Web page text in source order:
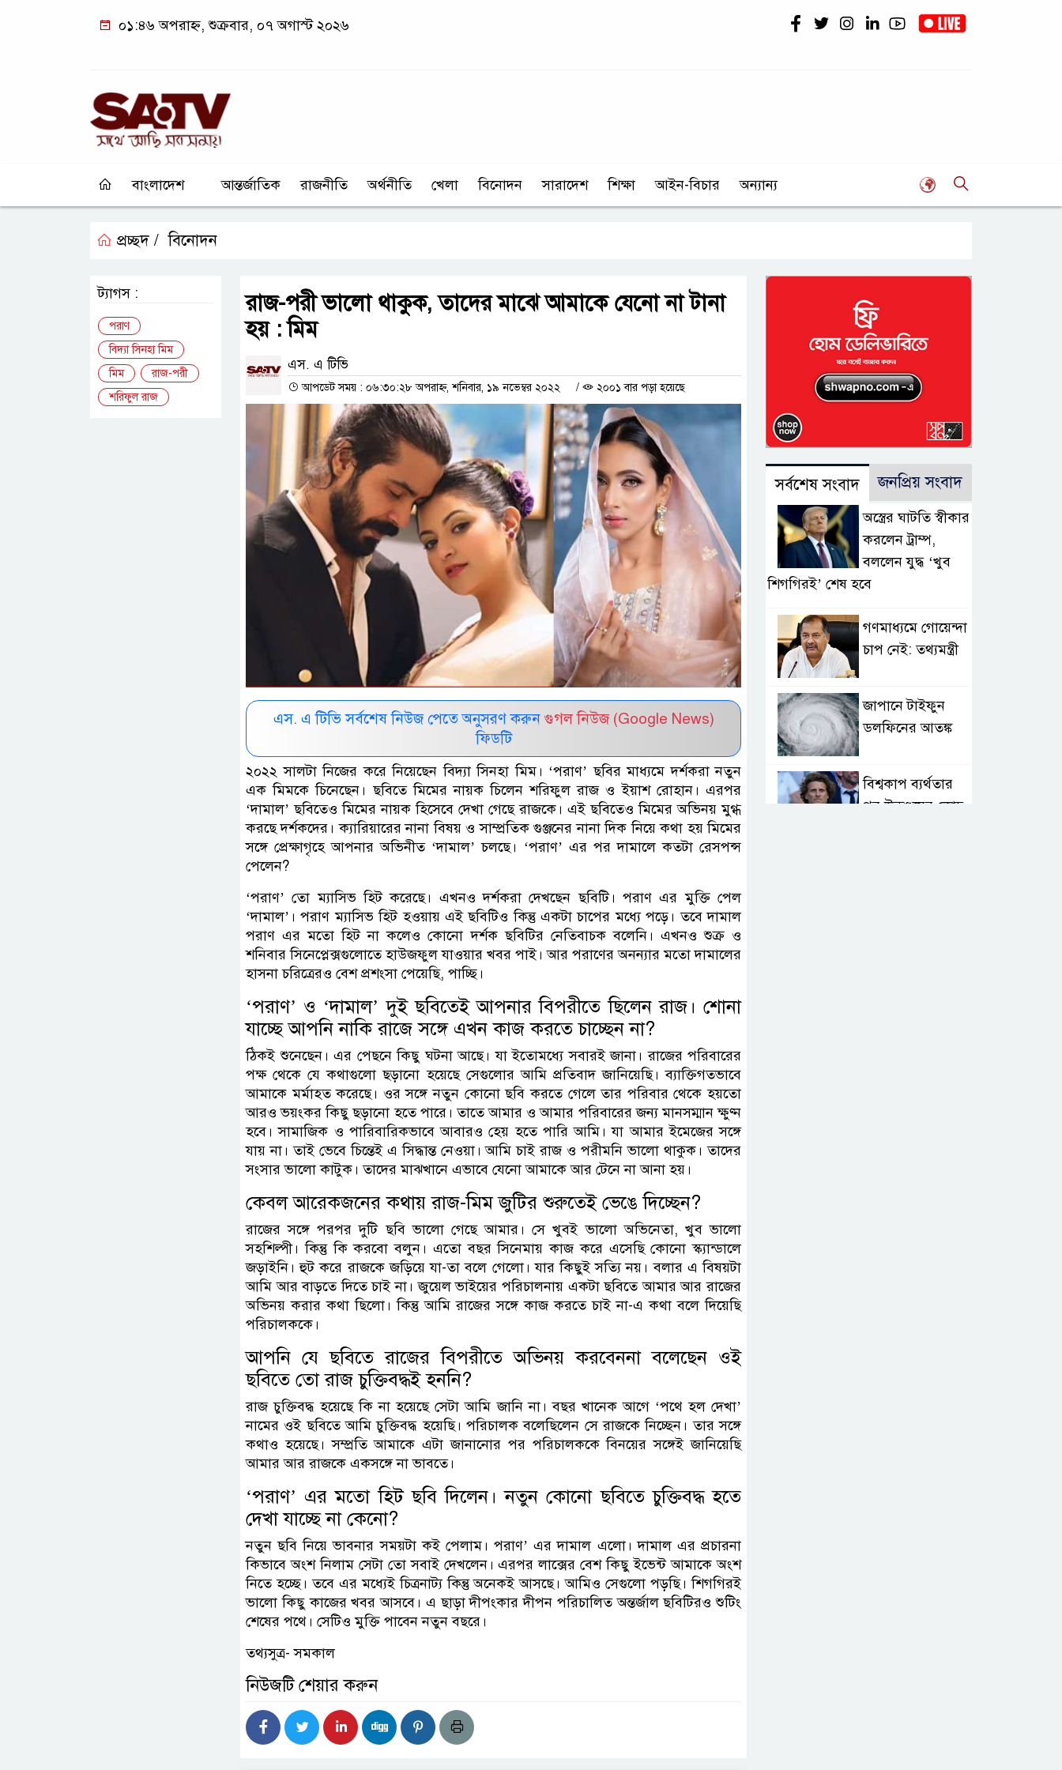
০১:৪৬ অপরাহ্ন, শুক্রবার, ০৭ অগাস্ট ২০২৬
বাংলাদেশ আন্তর্জাতিক রাজনীতি অর্থনীতি খেলা বিনোদন সারাদেশ শিক্ষা আইন-বিচার অন্যান্য
প্রচ্ছদ / বিনোদন
রাজ-পরী ভালো থাকুক, তাদের মাঝে আমাকে যেনো না টানা
হয় : মিম
এস. এ টিভি
আপডেট সময় : ০৬:৩০:২৮ অপরাহ্ন, শনিবার, ১৯ নভেম্বর ২০২২ / ২০০১ বার পড়া হয়েছে
এস. এ টিভি সর্বশেষ নিউজ পেতে অনুসরণ করুন গুগল নিউজ (Google News)
ফিডটি
২০২২ সালটা নিজের করে নিয়েছেন বিদ্যা সিনহা মিম। ‘পরাণ’ ছবির মাধ্যমে দর্শকরা নতুন
এক মিমকে চিনেছেন। ছবিতে মিমের নায়ক চিলেন শরিফুল রাজ ও ইয়াশ রোহান। এরপর
‘দামাল’ ছবিতেও মিমের নায়ক হিসেবে দেখা গেছে রাজকে। এই ছবিতেও মিমের অভিনয় মুগ্ধ
করছে দর্শকদের। ক্যারিয়ারের নানা বিষয় ও সাম্প্রতিক গুঞ্জনের নানা দিক নিয়ে কথা হয় মিমের
সঙ্গে প্রেক্ষাগৃহে আপনার অভিনীত ‘দামাল’ চলছে। ‘পরাণ’ এর পর দামালে কতটা রেসপন্স
পেলেন?
‘পরাণ’ তো ম্যাসিভ হিট করেছে। এখনও দর্শকরা দেখছেন ছবিটি। পরাণ এর মুক্তি পেল
‘দামাল’। পরাণ ম্যাসিভ হিট হওয়ায় এই ছবিটিও কিন্তু একটা চাপের মধ্যে পড়ে। তবে দামাল
পরাণ এর মতো হিট না কলেও কোনো দর্শক ছবিটির নেতিবাচক বলেনি। এখনও শুক্র ও
শনিবার সিনেপ্লেক্সগুলোতে হাউজফুল যাওয়ার খবর পাই। আর পরাণের অনন্যার মতো দামালের
হাসনা চরিত্রেরও বেশ প্রশংসা পেয়েছি, পাচ্ছি।
‘পরাণ’ ও ‘দামাল’ দুই ছবিতেই আপনার বিপরীতে ছিলেন রাজ। শোনা
যাচ্ছে আপনি নাকি রাজে সঙ্গে এখন কাজ করতে চাচ্ছেন না?
ঠিকই শুনেছেন। এর পেছনে কিছু ঘটনা আছে। যা ইতোমধ্যে সবারই জানা। রাজের পরিবারের
পক্ষ থেকে যে কথাগুলো ছড়ানো হয়েছে সেগুলোর আমি প্রতিবাদ জানিয়েছি। ব্যাক্তিগতভাবে
আমাকে মর্মাহত করেছে। ওর সঙ্গে নতুন কোনো ছবি করতে গেলে তার পরিবার থেকে হয়তো
আরও ভয়ংকর কিছু ছড়ানো হতে পারে। তাতে আমার ও আমার পরিবারের জন্য মানসম্মান ক্ষুণ্ন
হবে। সামাজিক ও পারিবারিকভাবে আবারও হেয় হতে পারি আমি। যা আমার ইমেজের সঙ্গে
যায় না। তাই ভেবে চিন্তেই এ সিদ্ধান্ত নেওয়া। আমি চাই রাজ ও পরীমনি ভালো থাকুক। তাদের
সংসার ভালো কাটুক। তাদের মাঝখানে এভাবে যেনো আমাকে আর টেনে না আনা হয়।
কেবল আরেকজনের কথায় রাজ-মিম জুটির শুরুতেই ভেঙে দিচ্ছেন?
রাজের সঙ্গে পরপর দুটি ছবি ভালো গেছে আমার। সে খুবই ভালো অভিনেতা, খুব ভালো
সহশিল্পী। কিন্তু কি করবো বলুন। এতো বছর সিনেমায় কাজ করে এসেছি কোনো স্ক্যান্ডালে
জড়াইনি। হুট করে রাজকে জড়িয়ে যা-তা বলে গেলো। যার কিছুই সত্যি নয়। বলার এ বিষয়টা
আমি আর বাড়তে দিতে চাই না। জুয়েল ভাইয়ের পরিচালনায় একটা ছবিতে আমার আর রাজের
অভিনয় করার কথা ছিলো। কিন্তু আমি রাজের সঙ্গে কাজ করতে চাই না-এ কথা বলে দিয়েছি
পরিচালককে।
আপনি যে ছবিতে রাজের বিপরীতে অভিনয় করবেননা বলেছেন ওই
ছবিতে তো রাজ চুক্তিবদ্ধই হননি?
রাজ চুক্তিবদ্ধ হয়েছে কি না হয়েছে সেটা আমি জানি না। বছর খানেক আগে ‘পথে হল দেখা’
নামের ওই ছবিতে আমি চুক্তিবদ্ধ হয়েছি। পরিচালক বলেছিলেন সে রাজকে নিচ্ছেন। তার সঙ্গে
কথাও হয়েছে। সম্প্রতি আমাকে এটা জানানোর পর পরিচালককে বিনয়ের সঙ্গেই জানিয়েছি
আমার আর রাজকে একসঙ্গে না ভাবতে।
‘পরাণ’ এর মতো হিট ছবি দিলেন। নতুন কোনো ছবিতে চুক্তিবদ্ধ হতে
দেখা যাচ্ছে না কেনো?
নতুন ছবি নিয়ে ভাবনার সময়টা কই পেলাম। পরাণ’ এর দামাল এলো। দামাল এর প্রচারনা
কিভাবে অংশ নিলাম সেটা তো সবাই দেখলেন। এরপর লাক্সের বেশ কিছু ইভেন্ট আমাকে অংশ
নিতে হচ্ছে। তবে এর মধ্যেই চিত্রনাট্য কিন্তু অনেকই আসছে। আমিও সেগুলো পড়ছি। শিগগিরই
ভালো কিছু কাজের খবর আসবে। এ ছাড়া দীপংকার দীপন পরিচালিত অন্তর্জাল ছবিটিরও শুটিং
শেষের পথে। সেটিও মুক্তি পাবেন নতুন বছরে।
তথ্যসুত্র- সমকাল
নিউজটি শেয়ার করুন
ট্যাগস :
পরাণ
বিদ্যা সিনহা মিম
মিম
রাজ-পরী
শরিফুল রাজ
সর্বশেষ সংবাদ জনপ্রিয় সংবাদ
অস্ত্রের ঘাটতি স্বীকার
করলেন ট্রাম্প,
বললেন যুদ্ধ ‘খুব
শিগগিরই’ শেষ হবে
গণমাধ্যমে গোয়েন্দা
চাপ নেই: তথ্যমন্ত্রী
জাপানে টাইফুন
ডলফিনের আতঙ্ক
বিশ্বকাপ ব্যর্থতার
পর উরুগুয়ের কোচ